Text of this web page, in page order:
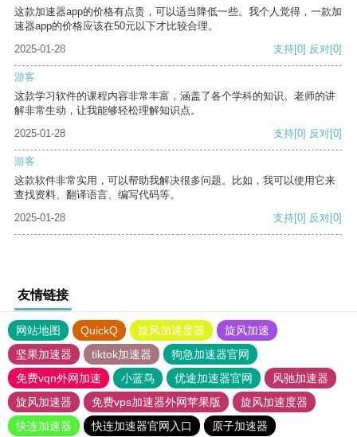
这款加速器app的价格有点贵，可以适当降低一些。我个人觉得，一款加
速器app的价格应该在50元以下才比较合理。
2025-01-28
支持[0] 反对[0]
游客
这款学习软件的课程内容非常丰富，涵盖了各个学科的知识。老师的讲
解非常生动，让我能够轻松理解知识点。
2025-01-28
支持[0] 反对[0]
游客
这款软件非常实用，可以帮助我解决很多问题。比如，我可以使用它来
查找资料、翻译语言、编写代码等。
2025-01-28
支持[0] 反对[0]
友情链接
网站地图 QuickQ 旋风加速度器
旋风加速
坚果加速器
tiktok加速器
狗急加速器官网
免费vqn外网加速
小蓝鸟 优途加速器官网
风驰加速器
旋风加速器
免费vps加速器外网苹果版
旋风加速度器
快连加速器
快连加速器官网入口 原子加速器